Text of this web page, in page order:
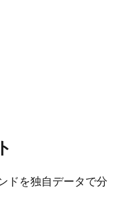
ドを独自データで分